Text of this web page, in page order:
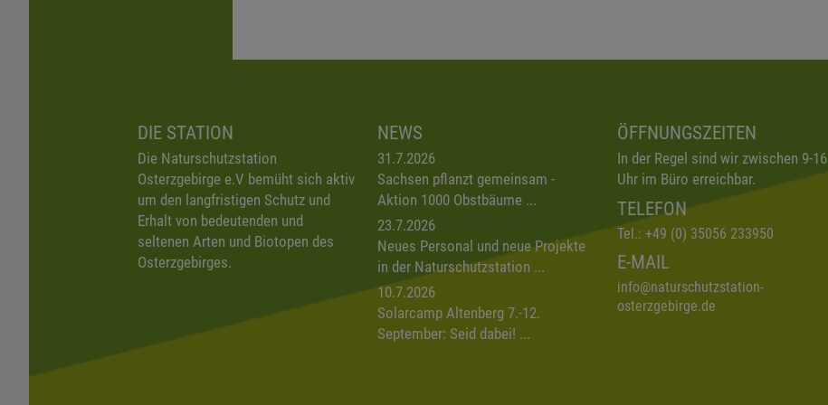
DIE STATION
Die Naturschutzstation
Osterzgebirge e.V bemüht sich aktiv
um den langfristigen Schutz und
Erhalt von bedeutenden und
seltenen Arten und Biotopen des
Osterzgebirges.
NEWS
31.7.2026
Sachsen pflanzt gemeinsam -
Aktion 1000 Obstbäume ...
23.7.2026
Neues Personal und neue Projekte
in der Naturschutzstation ...
10.7.2026
Solarcamp Altenberg 7.-12.
September: Seid dabei! ...
ÖFFNUNGSZEITEN
In der Regel sind wir zwischen 9-16
Uhr im Büro erreichbar.
TELEFON
Tel.: +49 (0) 35056 233950
E-MAIL
info@naturschutzstation-
osterzgebirge.de